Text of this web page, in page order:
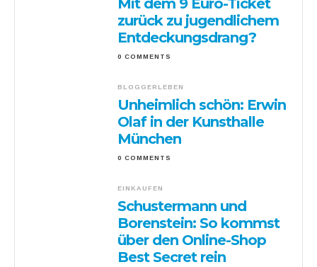
Mit dem 9 Euro-Ticket
zurück zu jugendlichem
Entdeckungsdrang?
0 COMMENTS
BLOGGERLEBEN
Unheimlich schön: Erwin
Olaf in der Kunsthalle
München
0 COMMENTS
EINKAUFEN
Schustermann und
Borenstein: So kommst
über den Online-Shop
Best Secret rein